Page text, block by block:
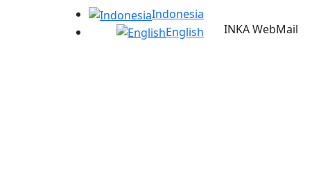
Indonesia
English
INKA WebMail